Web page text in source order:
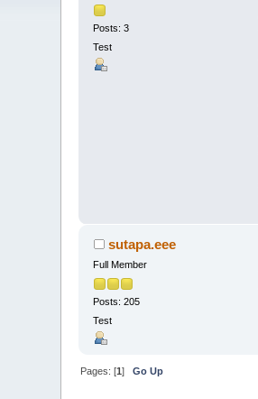
Posts: 3
Test
sutapa.eee
Full Member
Posts: 205
Test
Pages: [1]Go Up